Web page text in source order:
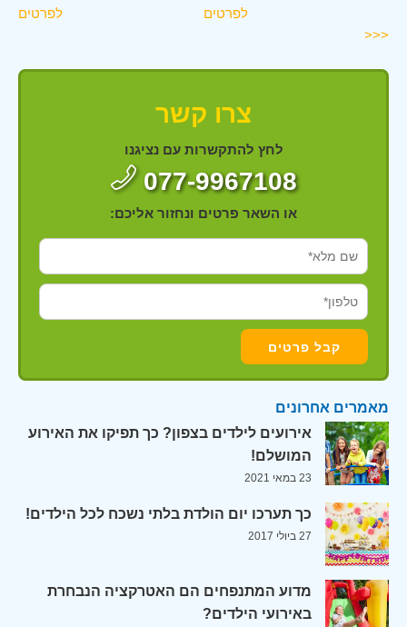
לפרטים
לפרטים
<<<
צרו קשר
לחץ להתקשרות עם נציגנו
077-9967108
או השאר פרטים ונחזור אליכם:
מאמרים אחרונים
אירועים לילדים בצפון? כך תפיקו את האירוע
המושלם!
23 במאי 2021
כך תערכו יום הולדת בלתי נשכח לכל הילדים!
27 ביולי 2017
מדוע המתנפחים הם האטרקציה הנבחרת
באירועי הילדים?